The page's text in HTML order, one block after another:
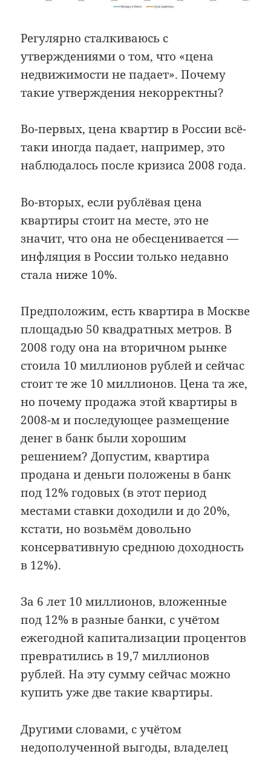
Регулярно сталкиваюсь с
утверждениями о том, что «цена
недвижимости не падает». Почему
такие утверждения некорректны?
Во-первых, цена квартир в России всё-
таки иногда падает, например, это
наблюдалось после кризиса 2008 года.
Во-вторых, если рублёвая цена
квартиры стоит на месте, это не
значит, что она не обесценивается —
инфляция в России только недавно
стала ниже 10%.
Предположим, есть квартира в Москве
площадью 50 квадратных метров. В
2008 году она на вторичном рынке
стоила 10 миллионов рублей и сейчас
стоит те же 10 миллионов. Цена та же,
но почему продажа этой квартиры в
2008-м и последующее размещение
денег в банк были хорошим
решением? Допустим, квартира
продана и деньги положены в банк
под 12% годовых (в этот период
местами ставки доходили и до 20%,
кстати, но возьмём довольно
консервативную среднюю доходность
в 12%).
За 6 лет 10 миллионов, вложенные
под 12% в разные банки, с учётом
ежегодной капитализации процентов
превратились в 19,7 миллионов
рублей. На эту сумму сейчас можно
купить уже две такие квартиры.
Другими словами, с учётом
недополученной выгоды, владелец